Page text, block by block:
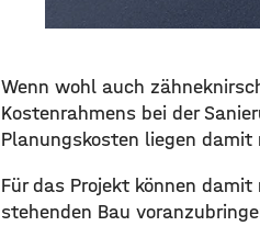
Wenn wohl auch
Kostenrahmens bei der
Planungskosten liegen damit
Für das Projekt können
stehenden Bau